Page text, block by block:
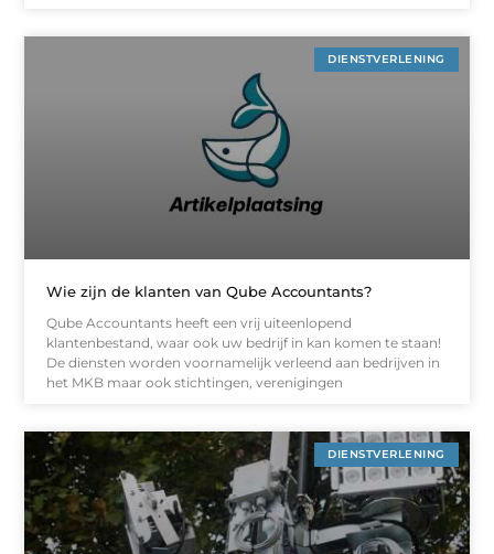
DIENSTVERLENING
Wie zijn de klanten van Qube Accountants?
Qube Accountants heeft een vrij uiteenlopend
klantenbestand, waar ook uw bedrijf in kan komen te staan!
De diensten worden voornamelijk verleend aan bedrijven in
het MKB maar ook stichtingen, verenigingen
DIENSTVERLENING